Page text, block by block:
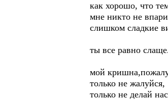
как хорошо, что
мне никто не
слишком сладкие
ты все равно
мой
только не жалуйся,
только не делай